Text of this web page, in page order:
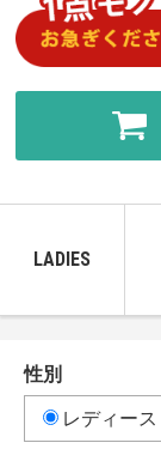
LADIES
性別
レディース